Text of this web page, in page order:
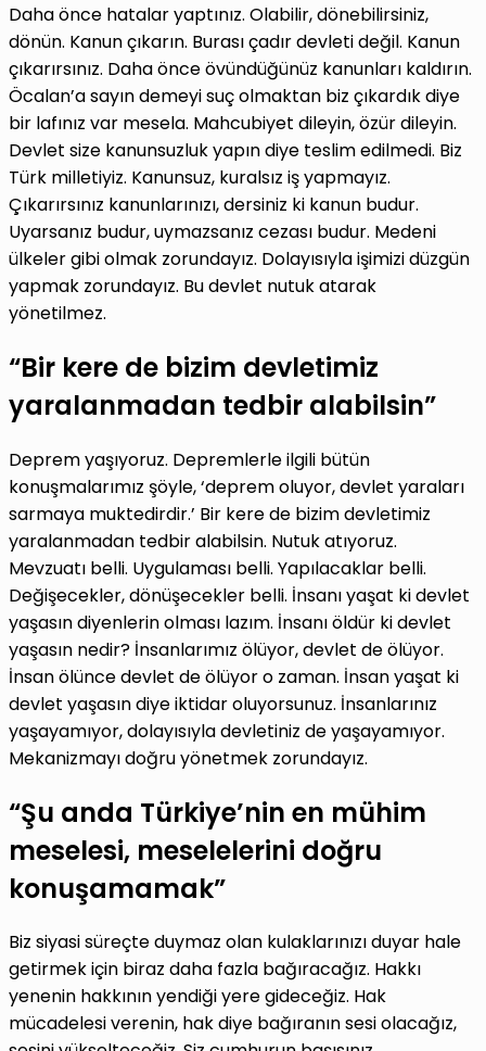
Daha önce hatalar yaptınız. Olabilir, dönebilirsiniz,
dönün. Kanun çıkarın. Burası çadır devleti değil. Kanun
çıkarırsınız. Daha önce övündüğünüz kanunları kaldırın.
Öcalan’a sayın demeyi suç olmaktan biz çıkardık diye
bir lafınız var mesela. Mahcubiyet dileyin, özür dileyin.
Devlet size kanunsuzluk yapın diye teslim edilmedi. Biz
Türk milletiyiz. Kanunsuz, kuralsız iş yapmayız.
Çıkarırsınız kanunlarınızı, dersiniz ki kanun budur.
Uyarsanız budur, uymazsanız cezası budur. Medeni
ülkeler gibi olmak zorundayız. Dolayısıyla işimizi düzgün
yapmak zorundayız. Bu devlet nutuk atarak
yönetilmez.
“Bir kere de bizim devletimiz
yaralanmadan tedbir alabilsin”
Deprem yaşıyoruz. Depremlerle ilgili bütün
konuşmalarımız şöyle, ‘deprem oluyor, devlet yaraları
sarmaya muktedirdir.’ Bir kere de bizim devletimiz
yaralanmadan tedbir alabilsin. Nutuk atıyoruz.
Mevzuatı belli. Uygulaması belli. Yapılacaklar belli.
Değişecekler, dönüşecekler belli. İnsanı yaşat ki devlet
yaşasın diyenlerin olması lazım. İnsanı öldür ki devlet
yaşasın nedir? İnsanlarımız ölüyor, devlet de ölüyor.
İnsan ölünce devlet de ölüyor o zaman. İnsan yaşat ki
devlet yaşasın diye iktidar oluyorsunuz. İnsanlarınız
yaşayamıyor, dolayısıyla devletiniz de yaşayamıyor.
Mekanizmayı doğru yönetmek zorundayız.
“Şu anda Türkiye’nin en mühim
meselesi, meselelerini doğru
konuşamamak”
Biz siyasi süreçte duymaz olan kulaklarınızı duyar hale
getirmek için biraz daha fazla bağıracağız. Hakkı
yenenin hakkının yendiği yere gideceğiz. Hak
mücadelesi verenin, hak diye bağıranın sesi olacağız,